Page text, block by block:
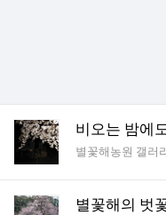
비오는 밤에
게시판명
별꽃해농원 갤러
별꽃해의 벗